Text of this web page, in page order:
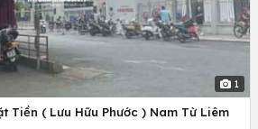
1
Tiền ( Lưu Hữu Phước ) Nam Từ Liêm